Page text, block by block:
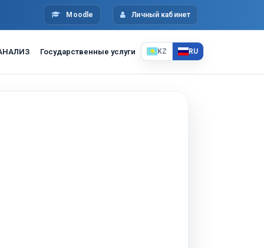
Moodle Личный кабинет
Государственные услуги KZ RU